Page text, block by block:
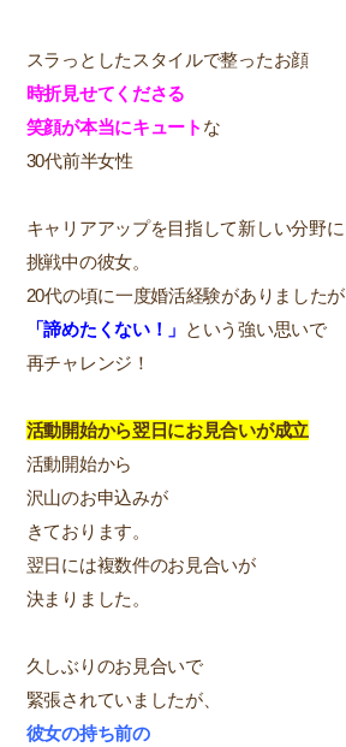
スラっとしたスタイルで整ったお顔
時折見せてくださる
笑顔が本当にキュート な
30代前半女性
キャリアアップを目指して新しい分野に
挑戦中の彼女。
20代の頃に一度婚活経験がありましたが
「諦めたくない！」 という強い思いで
再チャレンジ！
活動開始から翌日にお見合いが成立
活動開始から
沢山のお申込みが
きております。
翌日には複数件のお見合いが
決まりました。
久しぶりのお見合いで
緊張されていましたが、
彼女の持ち前の